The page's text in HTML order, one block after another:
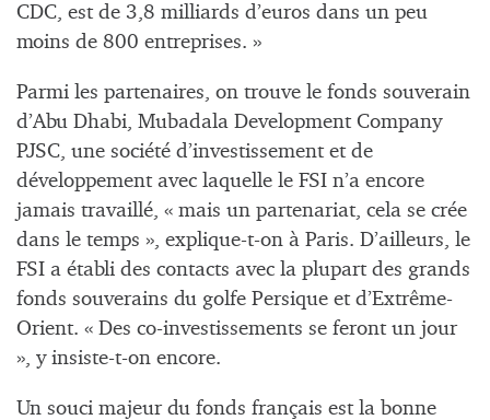
CDC, est de 3,8 milliards d’euros dans un peu
moins de 800 entreprises. »
Parmi les partenaires, on trouve le fonds souverain
d’Abu Dhabi, Mubadala Development Company
PJSC, une société d’investissement et de
développement avec laquelle le FSI n’a encore
jamais travaillé, « mais un partenariat, cela se crée
dans le temps », explique-t-on à Paris. D’ailleurs, le
FSI a établi des contacts avec la plupart des grands
fonds souverains du golfe Persique et d’Extrême-
Orient. « Des co-investissements se feront un jour
», y insiste-t-on encore.
Un souci majeur du fonds français est la bonne